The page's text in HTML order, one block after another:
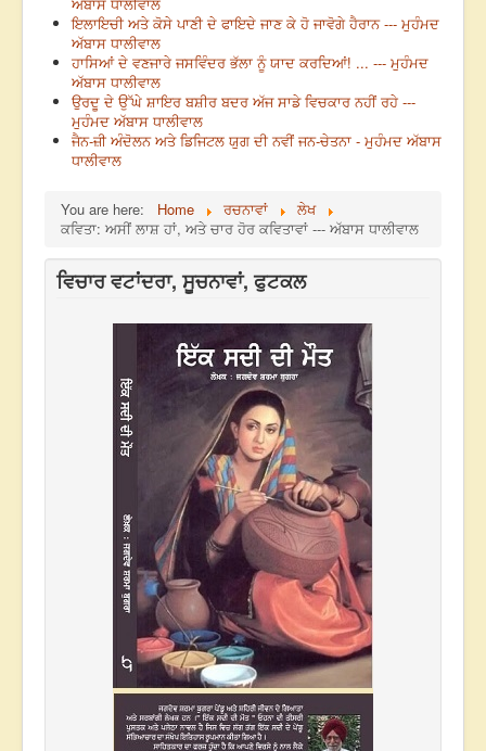
ਇਲਾਇਚੀ ਅਤੇ ਕੋਸੇ ਪਾਣੀ ਦੇ ਫਾਇਦੇ ਜਾਣ ਕੇ ਹੋ ਜਾਵੋਗੇ ਹੈਰਾਨ --- ਮੁਹੰਮਦ
ਅੱਬਾਸ ਧਾਲੀਵਾਲ
ਹਾਸਿਆਂ ਦੇ ਵਣਜਾਰੇ ਜਸਵਿੰਦਰ ਭੱਲਾ ਨੂੰ ਯਾਦ ਕਰਦਿਆਂ! ... --- ਮੁਹੰਮਦ
ਅੱਬਾਸ ਧਾਲੀਵਾਲ
ਉਰਦੂ ਦੇ ਉੱਘੇ ਸ਼ਾਇਰ ਬਸ਼ੀਰ ਬਦਰ ਅੱਜ ਸਾਡੇ ਵਿਚਕਾਰ ਨਹੀਂ ਰਹੇ ---
ਮੁਹੰਮਦ ਅੱਬਾਸ ਧਾਲੀਵਾਲ
ਜੈਨ-ਜ਼ੀ ਅੰਦੋਲਨ ਅਤੇ ਡਿਜਿਟਲ ਯੁਗ ਦੀ ਨਵੀਂ ਜਨ-ਚੇਤਨਾ - ਮੁਹੰਮਦ ਅੱਬਾਸ
ਧਾਲੀਵਾਲ
You are here: Home ਰਚਨਾਵਾਂ
ਲੇਖ
ਕਵਿਤਾ: ਅਸੀਂ ਲਾਸ਼ ਹਾਂ, ਅਤੇ ਚਾਰ ਹੋਰ ਕਵਿਤਾਵਾਂ --- ਅੱਬਾਸ ਧਾਲੀਵਾਲ
ਵਿਚਾਰ ਵਟਾਂਦਰਾ, ਸੂਚਨਾਵਾਂ, ਫੁਟਕਲ